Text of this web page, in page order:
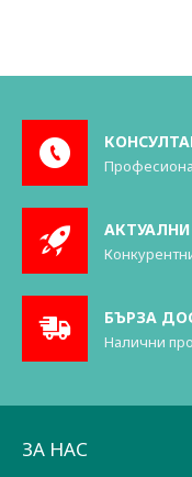
БЪРЗА
Налични
ЗА НАС